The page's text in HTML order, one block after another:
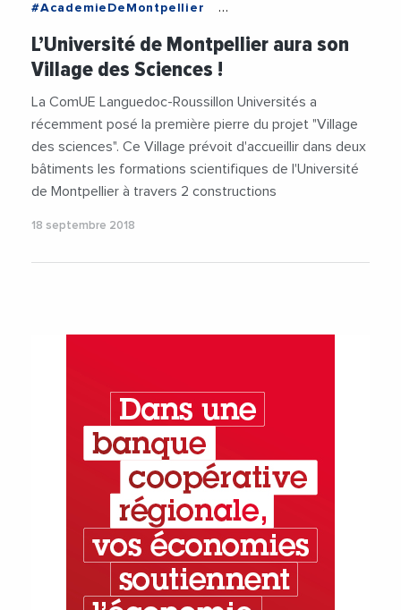
#AcademieDeMontpellier
#Montpellier
#Occitanie
#Sciences
#UniversiteDeMontpellier
L’Université de Montpellier aura son
Village des Sciences !
La ComUE Languedoc-Roussillon Universités a
récemment posé la première pierre du projet "Village
des sciences". Ce Village prévoit d'accueillir dans deux
bâtiments les formations scientifiques de l'Université
de Montpellier à travers 2 constructions
18 septembre 2018